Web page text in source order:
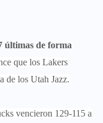
últimas de forma
que los Lakers
de los Utah Jazz.
vencieron 129-115 a